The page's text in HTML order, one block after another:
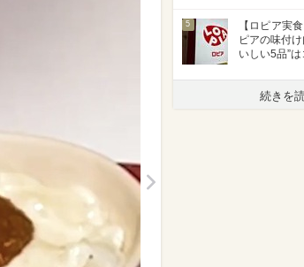
5
【ロピア実
ピアの味付
いしい5品”
続きを